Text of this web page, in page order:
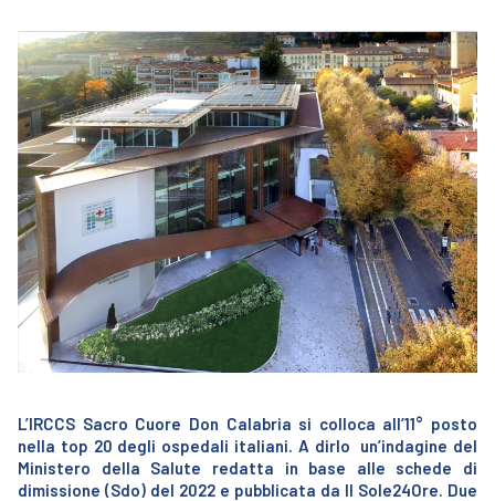
L’IRCCS Sacro Cuore Don Calabria si colloca all’11° posto
nella top 20 degli ospedali italiani. A dirlo un’indagine del
Ministero della Salute redatta in base alle schede di
dimissione (Sdo) del 2022 e pubblicata da Il Sole24Ore. Due